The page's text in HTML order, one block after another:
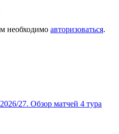
необходимо авторизоваться.
27. Обзор матчей 4 тура